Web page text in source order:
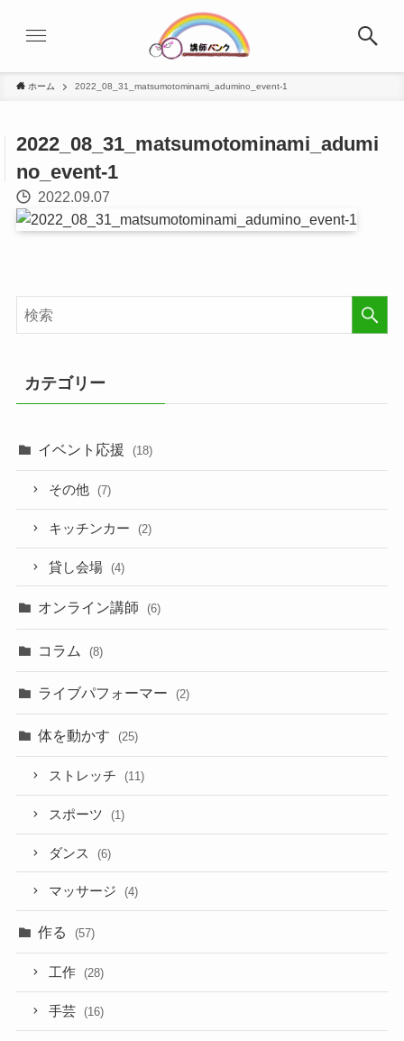
ホーム 2022_08_31_matsumotominami_adumino_event-1
2022_08_31_matsumotominami_adumi
no_event-1
2022.09.07
カテゴリー
イベント応援 (18)
その他 (7)
キッチンカー (2)
貸し会場 (4)
オンライン講師 (6)
コラム (8)
ライブパフォーマー (2)
体を動かす (25)
ストレッチ (11)
スポーツ (1)
ダンス (6)
マッサージ (4)
作る (57)
工作 (28)
手芸 (16)